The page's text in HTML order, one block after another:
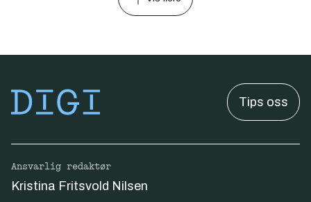
og samfunnskritiske
Sverige. Her er etterspørselen stor både fra
Tips oss
Ansvarlig redaktør
Kristina Fritsvold Nilsen